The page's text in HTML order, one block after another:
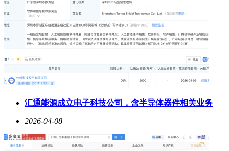
汇通能源成立电子科技公司，含半导体器件相关业务
2026-04-08